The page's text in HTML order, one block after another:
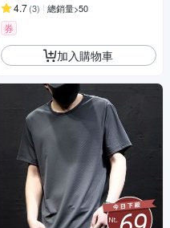
4.7(3) 總銷量>50
券
加入購物車